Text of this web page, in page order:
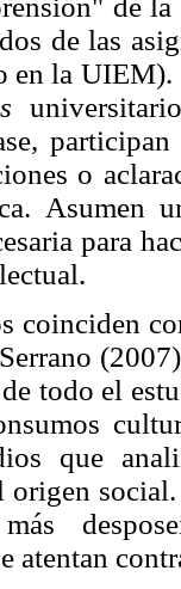
de las
en la UIEM).
o
Asumen
para
coinciden
todo el
que
origen
atentan